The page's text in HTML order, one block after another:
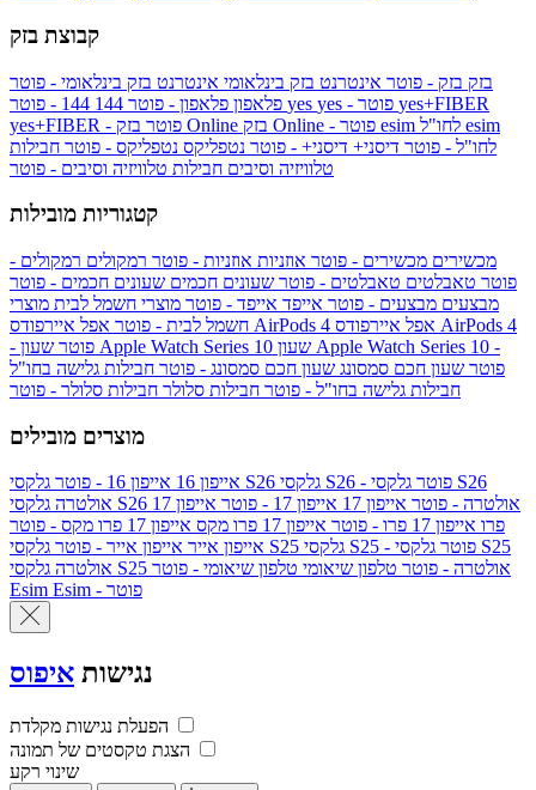
קבוצת בזק
בזק בזק - פוטר אינטרנט בזק בינלאומי אינטרנט בזק בינלאומי - פוטר
פלאפון פלאפון - פוטר 144 yes
yes+FIBER
yes+FIBER - פוטר בזק Online
esim
לחו"ל - פוטר דיסני+ דיסני+ - פוטר נטפליקס נטפליקס - פוטר חבילות
טלוויזיה וסיבים חבילות טלוויזיה וסיבים - פוטר
קטגוריות מובילות
מכשירים מכשירים - פוטר אוזניות אוזניות - פוטר רמקולים רמקולים -
פוטר טאבלטים טאבלטים - פוטר שעונים חכמים שעונים חכמים - פוטר
מבצעים מבצעים - פוטר אייפד אייפד - פוטר מוצרי חשמל לבית מוצרי
חשמל לבית - פוטר אפל איירפודס AirPods 4 אפל איירפודס AirPods 4
- פוטר שעון Apple Watch Series 10 שעון Apple Watch Series 10 -
פוטר שעון חכם סמסונג שעון חכם סמסונג - פוטר חבילות גלישה בחו"ל
חבילות גלישה בחו"ל - פוטר חבילות סלולר חבילות סלולר - פוטר
מוצרים מובילים
אייפון 16 אייפון 16 - פוטר גלקסי S26 גלקסי S26 - פוטר גלקסי S26
אולטרה
גלקסי S26 אולטרה - פוטר אייפון 17 אייפון 17 - פוטר
אייפון 17
פרו אייפון 17 פרו - פוטר אייפון 17 פרו מקס
אייפון 17 פרו מקס - פוטר
אייפון אייר אייפון אייר - פוטר גלקסי S25 גלקסי S25 - פוטר גלקסי S25
אולטרה
גלקסי S25 אולטרה - פוטר טלפון שיאומי טלפון שיאומי - פוטר
Esim
Esim - פוטר
נגישות איפוס
הפעלת נגישות מקלדת
הצגת טקסטים של תמונה
שינוי רקע